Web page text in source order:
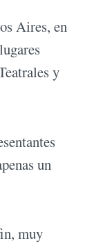
Aires, en
y
un
muy